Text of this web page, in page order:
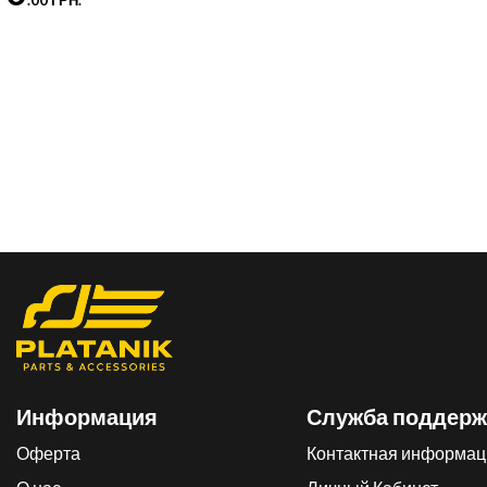
Информация
Оферта
Служба
Контактная